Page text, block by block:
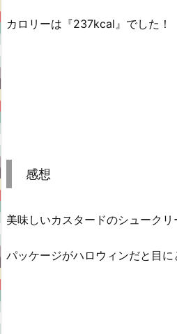
カロリーは『237kcal』でした！
感想
美味しいカスタードのシュークリ
パッケージがハロウィンだと目に